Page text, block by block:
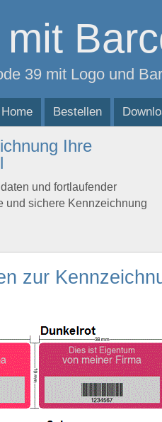
39 mit Logo und
Home Bestellen
Ihre
und fortlaufender
und sichere Kennzeichnung
zur